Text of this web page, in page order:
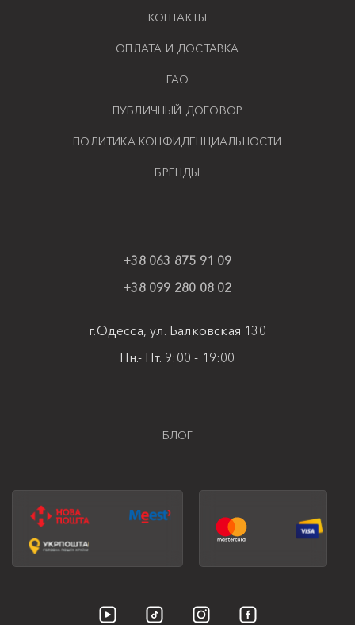
КОНТАКТЫ
ОПЛАТА И ДОСТАВКА
FAQ
ПУБЛИЧНЫЙ ДОГОВОР
ПОЛИТИКА КОНФИДЕНЦИАЛЬНОСТИ
БРЕНДЫ
+38 063 875 91 09
+38 099 280 08 02
г.Одесса, ул. Балковская 130
Пн.- Пт. 9:00 - 19:00
БЛОГ